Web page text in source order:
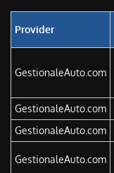
Provider
GestionaleAuto.com
GestionaleAuto.com
GestionaleAuto.com
GestionaleAuto.com